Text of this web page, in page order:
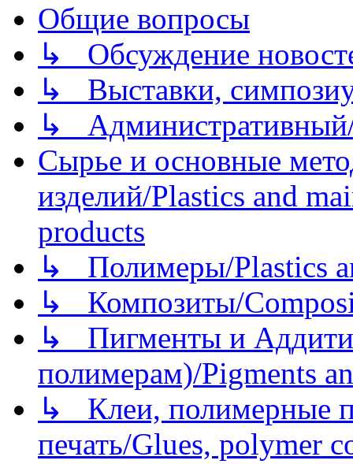
Общие вопросы
↳ Обсуждение
↳ Выставки,
↳
Сырье и основные
изделий/Plastics and
products
↳ Полимеры/Plastics
↳ Композиты/
↳ Пигменты и
полимерам)/Pigments
↳ Клеи, полимерные
печать/Glues, polymer